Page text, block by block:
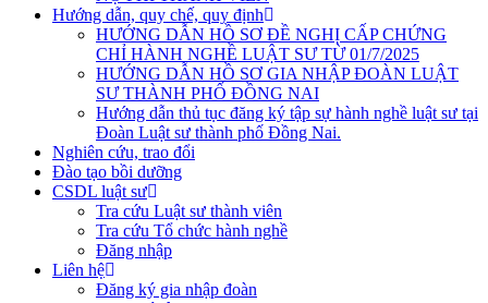
Hướng dẫn, quy chế, quy định
HƯỚNG DẪN HỒ SƠ ĐỀ NGHỊ CẤP CHỨNG
CHỈ HÀNH NGHỀ LUẬT SƯ TỪ 01/7/2025
HƯỚNG DẪN HỒ SƠ GIA NHẬP ĐOÀN LUẬT
SƯ THÀNH PHỐ ĐỒNG NAI
Hướng dẫn thủ tục đăng ký tập sự hành nghề luật sư tại
Đoàn Luật sư thành phố Đồng Nai.
Nghiên cứu, trao đổi
Đào tạo bồi dưỡng
CSDL luật sư
Tra cứu Luật sư thành viên
Tra cứu Tổ chức hành nghề
Đăng nhập
Liên hệ
Đăng ký gia nhập đoàn